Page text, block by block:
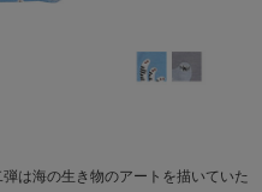
は海の生き物のアートを描いていた